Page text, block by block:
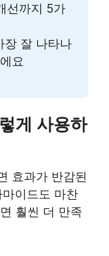
선까지 5가
장 잘 나타나
요
게 사용하
효과가 반감된
이드도 마찬
훨씬 더 만족